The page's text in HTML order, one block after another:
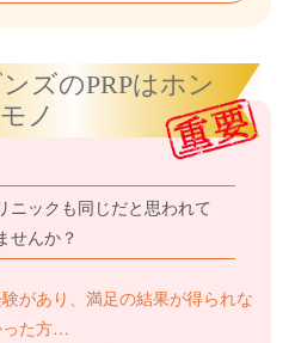
ズのPRPはホン
モノ
ニックも同じだと思われて
せんか？
があり、満足の結果が得られな
た方…